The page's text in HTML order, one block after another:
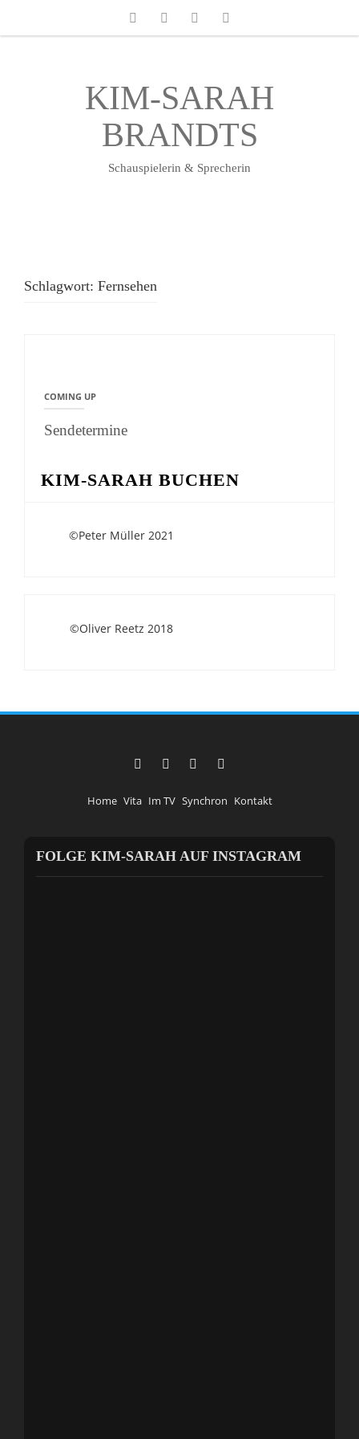
KIM-SARAH
BRANDTS
Schauspielerin & Sprecherin
Schlagwort: Fernsehen
COMING UP
Sendetermine
KIM-SARAH BUCHEN
©Peter Müller 2021
©Oliver Reetz 2018
Home Vita Im TV Synchron Kontakt
FOLGE KIM-SARAH AUF INSTAGRAM